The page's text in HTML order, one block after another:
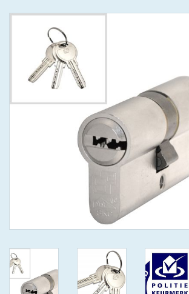
IEDERE GEWENSTE MAAT MET
GEWONE GENUMMERDE
SLEUTELS SKG**
S2 CILINDERSLOTEN IN IEDERE
(GAATJES)VEILIGE
GENUMMERDE SLEUTELS
ANTIKERNTREK ZWART IN
IEDERE GEWENSTE MAAT MET
VEILIGE SLEUTELS SKG***
ISEO F 6 EXTRA S